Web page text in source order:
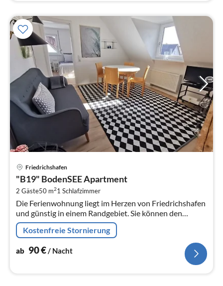
Friedrichshafen
"B19" BodenSEE Apartment
2 Gäste50 m21 Schlafzimmer
Die Ferienwohnung liegt im Herzen von Friedrichshafen
und günstig in einem Randgebiet. Sie können den
Bodensee mit der einladenden, schönen
Uferpromenade mit zahlreichen Restaurant...
Kostenfreie Stornierung
ab 90€/ Nacht